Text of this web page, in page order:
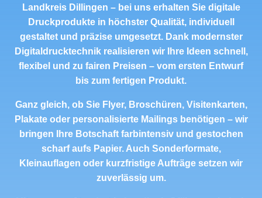
Landkreis Dillingen – bei uns erhalten Sie digitale
Druckprodukte in höchster Qualität, individuell
gestaltet und präzise umgesetzt. Dank modernster
Digitaldrucktechnik realisieren wir Ihre Ideen schnell,
flexibel und zu fairen Preisen – vom ersten Entwurf
bis zum fertigen Produkt.
Ganz gleich, ob Sie Flyer, Broschüren, Visitenkarten,
Plakate oder personalisierte Mailings benötigen – wir
bringen Ihre Botschaft farbintensiv und gestochen
scharf aufs Papier. Auch Sonderformate,
Kleinauflagen oder kurzfristige Aufträge setzen wir
zuverlässig um.